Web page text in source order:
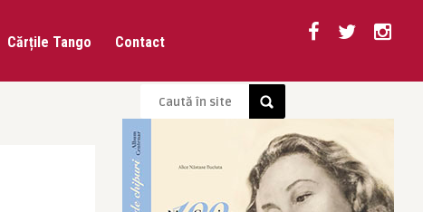
Cărțile Tango Contact